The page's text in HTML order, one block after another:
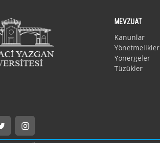
MEVZUAT
Kanunlar
Yönetmelikler
Yönergeler
Tüzükler